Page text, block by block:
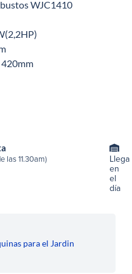
WJC1410
420mm
las 11.30am)
Llega
en
el
día
para el Jardin